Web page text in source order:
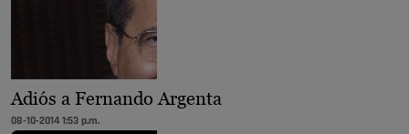
Adiós a Fernando Argenta
08-10-2014 1:53 p.m.